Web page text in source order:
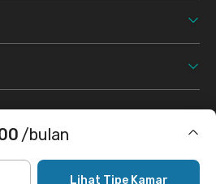
/bulan
Lihat Tipe Kamar